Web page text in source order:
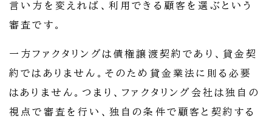
言い方を変えれば、利用できる顧客を選ぶという
審査です。
一方ファクタリングは債権譲渡契約であり、貸金契
約ではありません。そのため貸金業法に則る必要
はありません。つまり、ファクタリング会社は独自の
視点で審査を行い、独自の条件で顧客と契約する